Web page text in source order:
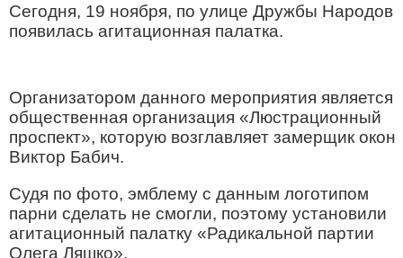
Сегодня, 19 ноября, по улице Дружбы Народов
появилась агитационная палатка.
Организатором данного мероприятия является
общественная организация «Люстрационный
проспект», которую возглавляет замерщик окон
Виктор Бабич.
Судя по фото, эмблему с данным логотипом
парни сделать не смогли, поэтому установили
агитационный палатку «Радикальной партии
Олега Ляшко».